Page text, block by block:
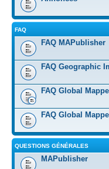
FAQ
FAQ MAPublisher
FAQ Geographic
FAQ Global
FAQ Global
QUESTIONS GÉNÉRALES
MAPublisher